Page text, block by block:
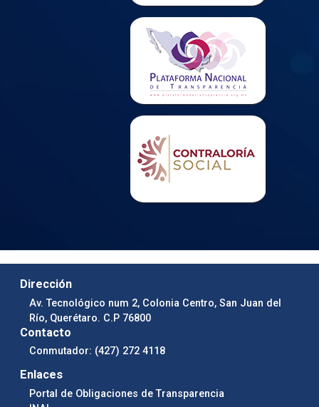
Dirección
Av. Tecnológico num 2, Colonia Centro, San Juan del
Río, Querétaro. C.P 76800
Contacto
Conmutador: (427) 272 4118
Enlaces
Portal de Obligaciones de Transparencia